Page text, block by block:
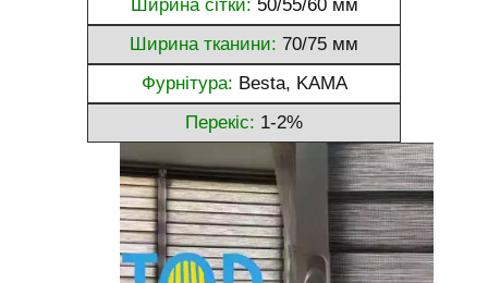
Ширина сітки: 50/55/60 мм
Ширина тканини: 70/75 мм
Фурнітура: Besta, KAMA
Перекіс: 1-2%